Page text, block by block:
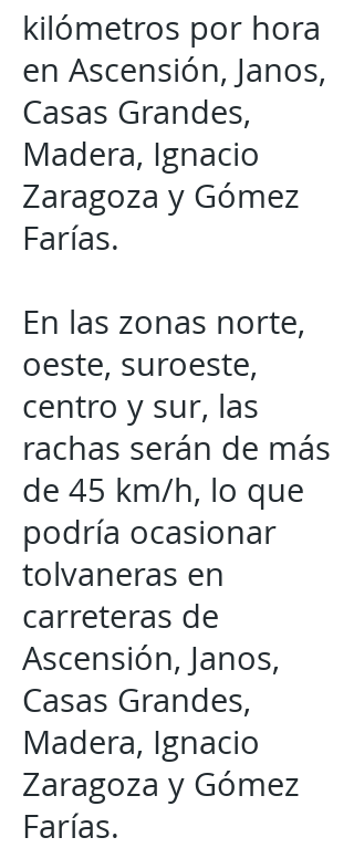
kilómetros por hora
en Ascensión, Janos,
Casas Grandes,
Madera, Ignacio
Zaragoza y Gómez
Farías.
En las zonas norte,
oeste, suroeste,
centro y sur, las
rachas serán de más
de 45 km/h, lo que
podría ocasionar
tolvaneras en
carreteras de
Ascensión, Janos,
Casas Grandes,
Madera, Ignacio
Zaragoza y Gómez
Farías.